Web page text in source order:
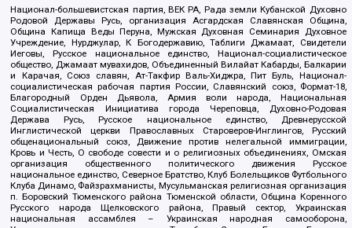
Национал-большевистская партия, ВЕК РА, Рада земли Кубанской Духовно
Родовой Державы Русь, организация Асгардская Славянская Община,
Община Капища Веды Перуна, Мужская Духовная Семинария Духовное
Учреждение, Нурджулар, К Богодержавию, Таблиги Джамаат, Свидетели
Иеговы, Русское национальное единство, Национал-социалистическое
общество, Джамаат мувахидов, Объединенный Вилайат Кабарды, Балкарии
и Карачая, Союз славян, Ат-Такфир Валь-Хиджра, Пит Буль, Национал-
социалистическая рабочая партия России, Славянский союз, Формат-18,
Благородный Орден Дьявола, Армия воли народа, Национальная
Социалистическая Инициатива города Череповца, Духовно-Родовая
Держава Русь, Русское национальное единство, Древнерусской
Инглистической церкви Православных Староверов-Инглингов, Русский
общенациональный союз, Движение против нелегальной иммиграции,
Кровь и Честь, О свободе совести и о религиозных объединениях, Омская
организация общественного политического движения Русское
национальное единство, Северное Братство, Клуб Болельщиков Футбольного
Клуба Динамо, Файзрахманисты, Мусульманская религиозная организация
п. Боровский Тюменского района Тюменской области, Община Коренного
Русского народа Щелковского района, Правый сектор, Украинская
национальная ассамблея – Украинская народная самооборона,